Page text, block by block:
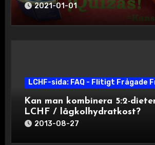
2021-01-01
LCHF-sida: FAQ - Flitigt Frågade
Kan man kombinera 5:2-
LCHF / lågkolhydratkost?
2013-08-27